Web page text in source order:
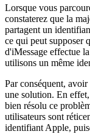
Lorsque vous
constaterez que la
partagent un
ce qui peut supposer
d'iMessage effectue
utilisons un même
Par conséquent,
une solution. En
bien résolu ce
utilisateurs sont
identifiant Apple,